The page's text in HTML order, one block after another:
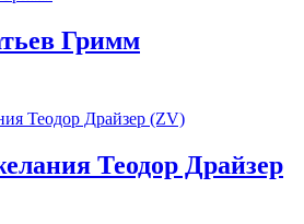
Гримм
Теодор Драйзер